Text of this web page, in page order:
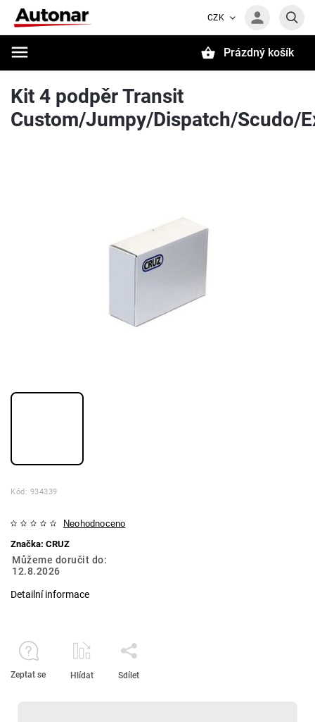
CZK
Prázdný košík
Kit 4 podpěr Transit
Custom/Jumpy/Dispatch/Scudo/
Kód: 934339
Neohodnoceno
Značka: CRUZ
Můžeme doručit do:
12.8.2026
Detailní informace
Zeptat se Hlídat Sdílet